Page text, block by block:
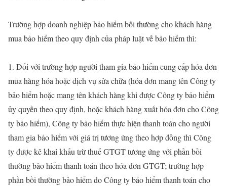
Trường hợp doanh nghiệp bảo hiểm bồi thường cho khách hàng
mua bảo hiểm theo quy định của pháp luật về bảo hiểm thì:
1. Đối với trường hợp người tham gia bảo hiểm cung cấp hóa đơn
mua hàng hóa hoặc dịch vụ sửa chữa (hóa đơn mang tên Công ty
bảo hiểm hoặc mang tên khách hàng khi được Công ty bảo hiểm
ủy quyền theo quy định, hoặc khách hàng xuất hóa đơn cho Công
ty bảo hiểm), Công ty bảo hiểm thực hiện thanh toán cho người
tham gia bảo hiểm với giá trị tương ứng theo hợp đồng thì Công
ty được kê khai khấu trừ thuế GTGT tương ứng với phần bồi
thường bảo hiểm thanh toán theo hóa đơn GTGT; trường hợp
phần bồi thường bảo hiểm do Công ty bảo hiểm thanh toán cho